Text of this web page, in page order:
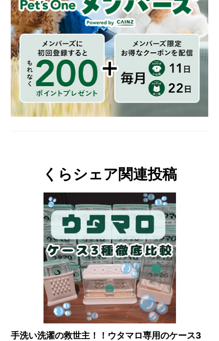
くらシェア関連投稿
手洗い洗濯の救世主！！ウタマロ専用のケース3